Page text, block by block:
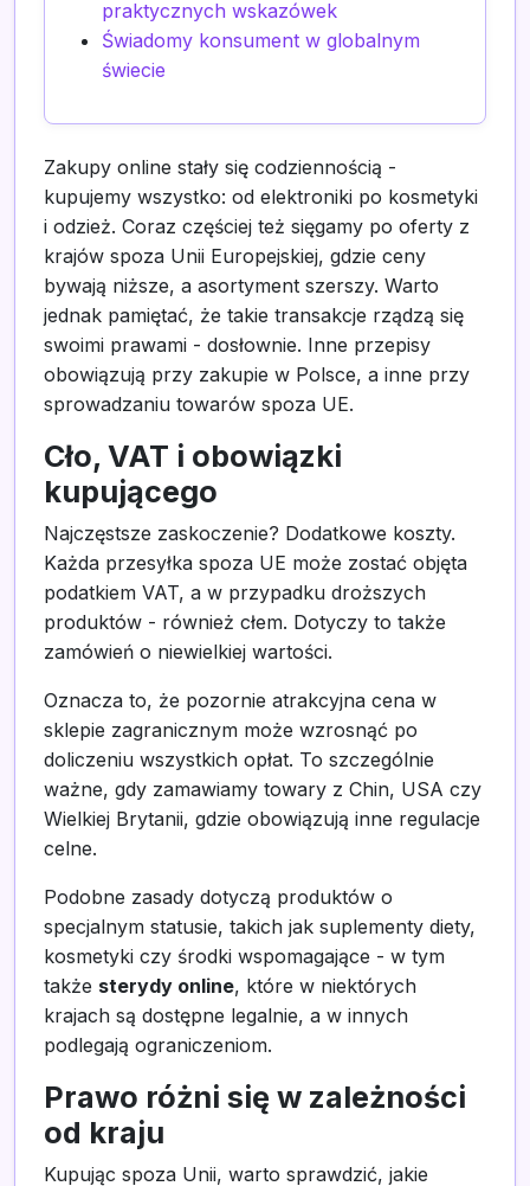
praktycznych wskazówek
Świadomy konsument w globalnym
świecie
Zakupy online stały się codziennością -
kupujemy wszystko: od elektroniki po kosmetyki
i odzież. Coraz częściej też sięgamy po oferty z
krajów spoza Unii Europejskiej, gdzie ceny
bywają niższe, a asortyment szerszy. Warto
jednak pamiętać, że takie transakcje rządzą się
swoimi prawami - dosłownie. Inne przepisy
obowiązują przy zakupie w Polsce, a inne przy
sprowadzaniu towarów spoza UE.
Cło, VAT i obowiązki
kupującego
Najczęstsze zaskoczenie? Dodatkowe koszty.
Każda przesyłka spoza UE może zostać objęta
podatkiem VAT, a w przypadku droższych
produktów - również cłem. Dotyczy to także
zamówień o niewielkiej wartości.
Oznacza to, że pozornie atrakcyjna cena w
sklepie zagranicznym może wzrosnąć po
doliczeniu wszystkich opłat. To szczególnie
ważne, gdy zamawiamy towary z Chin, USA czy
Wielkiej Brytanii, gdzie obowiązują inne regulacje
celne.
Podobne zasady dotyczą produktów o
specjalnym statusie, takich jak suplementy diety,
kosmetyki czy środki wspomagające - w tym
także sterydy online, które w niektórych
krajach są dostępne legalnie, a w innych
podlegają ograniczeniom.
Prawo różni się w zależności
od kraju
Kupując spoza Unii, warto sprawdzić, jakie